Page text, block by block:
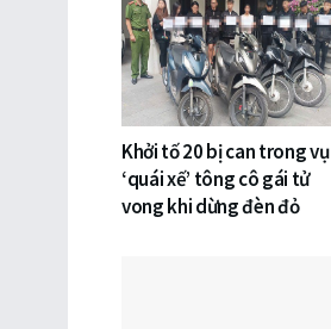
Khởi tố 20 bị can trong vụ
‘quái xế’ tông cô gái tử
vong khi dừng đèn đỏ